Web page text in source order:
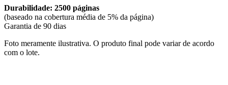
Durabilidade: 2500 páginas
(baseado na cobertura média de 5% da página)
Garantia de 90 dias
Foto meramente ilustrativa. O produto final pode variar de acordo
com o lote.